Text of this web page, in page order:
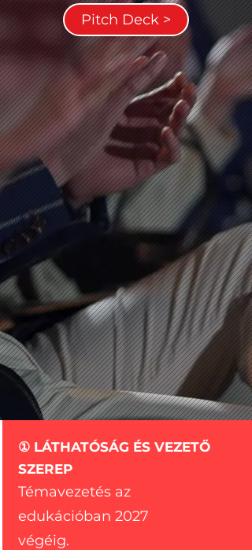
Pitch Deck >
① LÁTHATÓSÁG ÉS VEZETŐ
SZEREP
Témavezetés az
edukációban 2027
végéig.